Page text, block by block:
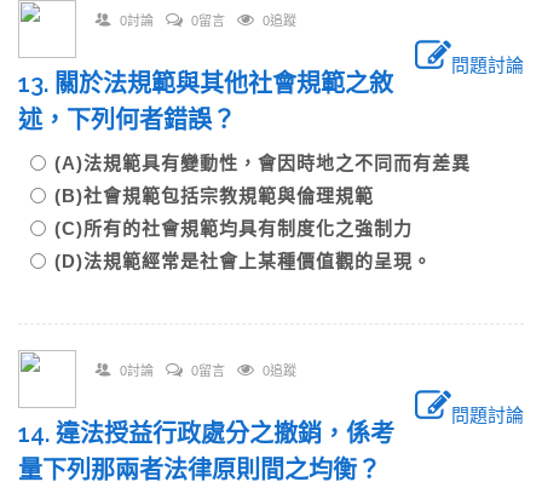
0討論 0留言 0追蹤
問題討論
13. 關於法規範與其他社會規範之敘
述，下列何者錯誤？
(A)法規範具有變動性，會因時地之不同而有差異
(B)社會規範包括宗教規範與倫理規範
(C)所有的社會規範均具有制度化之強制力
(D)法規範經常是社會上某種價值觀的呈現。
0討論 0留言 0追蹤
問題討論
14. 違法授益行政處分之撤銷，係考
量下列那兩者法律原則間之均衡？